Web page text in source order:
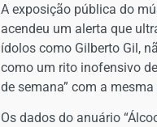
​​A exposição pública do
acendeu um alerta que
ídolos como Gilberto Gil,
como um rito inofensivo
de semana” com a
Os dados do anuário